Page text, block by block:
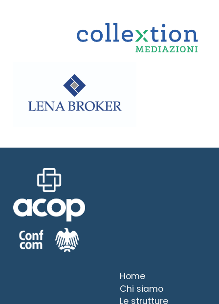
Home
Chi siamo
Le strutture